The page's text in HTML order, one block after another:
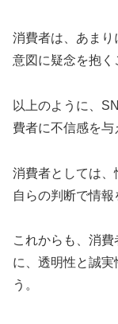
消費者は、あま
意図に疑念を抱く
以上のように、
費者に不信感を与
消費者としては、
自らの判断で情報
これからも、消
に、透明性と誠
う。